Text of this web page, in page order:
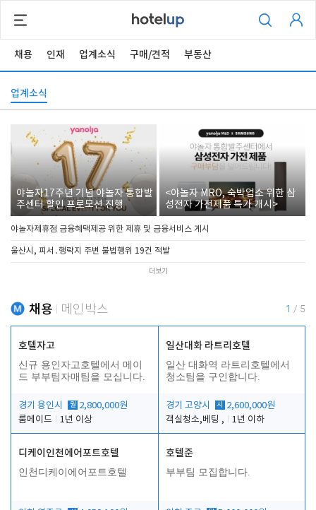
채용 인재 업계소식 구매/견적 부동산
업계소식
야놀자17주년 기념 야놀자 통합발
주센터 할인 프로모션 진행
<야놀자 MRO, 숙박업소 위한 삼
성전자 가전제품 특가 개시>
야놀자제휴점 금융혜택제공 위한 제휴 및 금융서비스 게시
울산시, 피서․행락지 주변 불법행위 19건 적발
더보기
채용 메인박스 1 / 5
호텔자고
신규 용인자고호텔에서 메이
드 부부팀자매팀을 모십니다.
경기 용인시 월 2,800,000원
룸메이드
1년 이상
일산대화 라트리호텔
일산 대화역 라트리호텔에서
청소팀을 구인합니다.
경기 고양시 시
2,600,000원
객실청소,베팅 ,
1년 이하
디케이인천에어포트호텔
인천디케이에어포트호텔
호텔준
부부팀 모집합니다.